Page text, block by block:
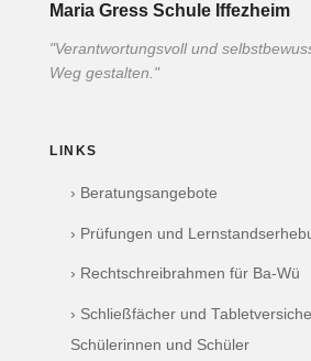
Maria Gress Schule Iffezheim
"Verantwortungsvoll und
Weg gestalten."
LINKS
› Beratungsangebote
› Prüfungen und
› Rechtschreibrahmen für Ba-Wü
› Schließfächer und
Schülerinnen und Schüler